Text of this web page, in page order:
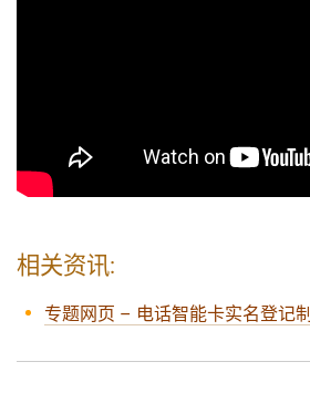
相关资讯:
专题网页 – 电话智能卡实名登记制